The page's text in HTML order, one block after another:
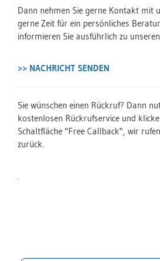
Dann nehmen Sie gerne Kontakt mit
gerne Zeit für ein persönliches
informieren Sie ausführlich zu
>> NACHRICHT SENDEN
Sie wünschen einen Rückruf? Dann
kostenlosen Rückrufservice und
Schaltfläche "Free Callback", wir
zurück.
.